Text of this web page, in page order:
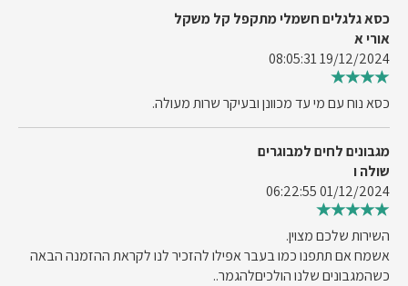
כסא גלגלים חשמלי מתקפל קל משקל
אורי א
19/12/2024 08:05:31
כסא נוח עם מי עד מכוונן ובעיקר שרות מעולה.
מגבונים לחים למבוגרים
שולה ו
01/12/2024 06:22:55
השירות שלכם מצוין.
אשמח אם תתפנו כמו בעבר אפילו להזכיר לנו לקראת ההזמנה הבאה
כשהמגבונים שלנו הולכיםלהגמר..